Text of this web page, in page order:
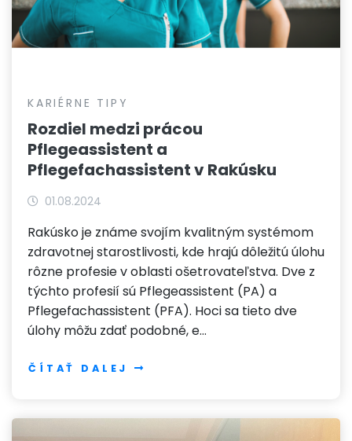
KARIÉRNE TIPY
Rozdiel medzi prácou
Pflegeassistent a
Pflegefachassistent v Rakúsku
01.08.2024
Rakúsko je známe svojím kvalitným systémom
zdravotnej starostlivosti, kde hrajú dôležitú úlohu
rôzne profesie v oblasti ošetrovateľstva. Dve z
týchto profesií sú Pflegeassistent (PA) a
Pflegefachassistent (PFA). Hoci sa tieto dve
úlohy môžu zdať podobné, e…
ČÍTAŤ DALEJ